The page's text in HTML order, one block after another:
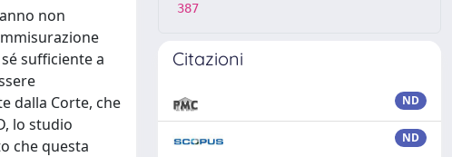
non
sufficiente a
dalla Corte, che
lo studio
che questa
387
Citazioni
ND
ND